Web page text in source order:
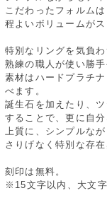
こだわったフォルムは
程よいボリュームが
特別なリングを気負
熟練の職人が使い勝
素材はハードプラチ
べます。
誕生石を加えたり、
することで、更に自
上質に、シンプルなが
さりげなく特別な存在
刻印は無料。
※15文字以内、大文